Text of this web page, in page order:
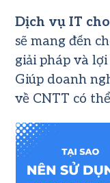
Dịch vụ IT
sẽ mang đến
giải pháp và
Giúp doanh
về CNTT có